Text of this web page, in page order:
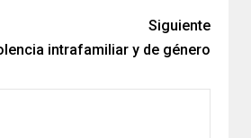
Siguiente
intrafamiliar y de género